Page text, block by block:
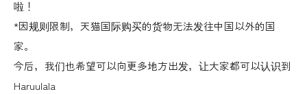
啦！
*因规则限制，天猫国际购买的货物无法发往中国以外的国
家。
今后，我们也希望可以向更多地方出发，让大家都可以认识到
Haruulala